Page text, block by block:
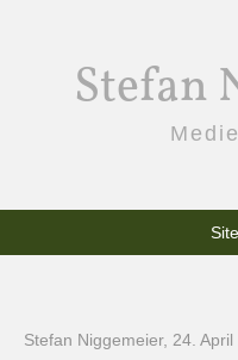
Stefan
Stefan Niggemeier, 24. April